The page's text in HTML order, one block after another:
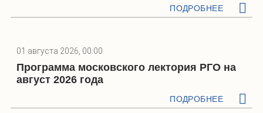
ПОДРОБНЕЕ
01 августа 2026, 00:00
Программа московского лектория РГО на
август 2026 года
ПОДРОБНЕЕ